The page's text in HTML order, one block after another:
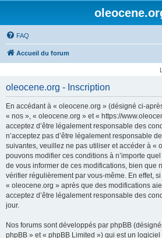
FAQ
Accueil du forum
oleocene.org - Inscription
En accédant à « oleocene.org » (désigné ci-
« nos », « oleocene.org » et « https://
acceptez d’être légalement responsable des
n’acceptez pas d’être légalement responsable
suivantes, veuillez ne pas utiliser et accéder à «
pouvons modifier ces conditions à n’importe
de vous informer de ces modifications, bien que
vérifier régulièrement par vous-même. En effet,
« oleocene.org » après que des modifications
acceptez d’être légalement responsable des
jour.
Nos forums sont développés par phpBB
phpBB » et « phpBB Limited ») qui est un